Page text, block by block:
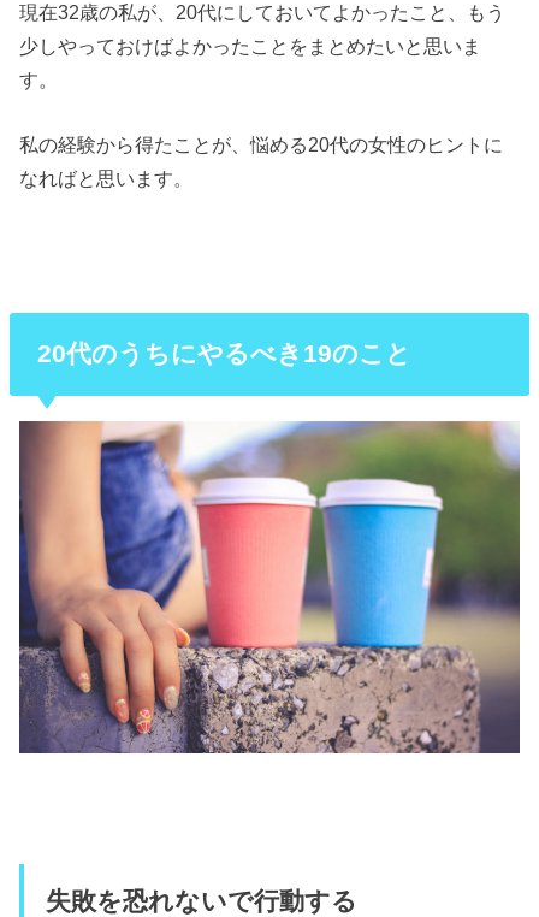
現在32歳の私が、20代にしておいてよかったこと、もう
少しやっておけばよかったことをまとめたいと思いま
す。
私の経験から得たことが、悩める20代の女性のヒントに
なればと思います。
20代のうちにやるべき19のこと
失敗を恐れないで行動する